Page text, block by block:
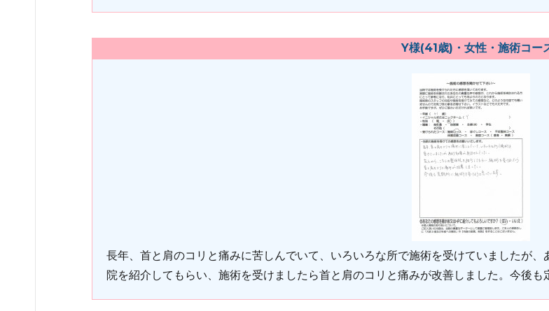
Y様(41歳)・女性・施術コー
長年、首と肩のコリと痛みに苦しんでいて、いろいろな所で施術を受けていましたが
院を紹介してもらい、施術を受けましたら首と肩のコリと痛みが改善しました。今後も